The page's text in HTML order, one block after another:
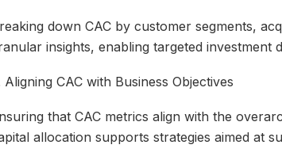
down CAC by customer segments,
insights, enabling targeted
Aligning CAC with Business Objectives
that CAC metrics align with the
allocation supports strategies aimed at